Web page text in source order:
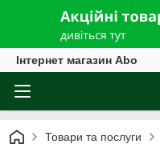
Інтернет магазин Abo
Товари та послуги